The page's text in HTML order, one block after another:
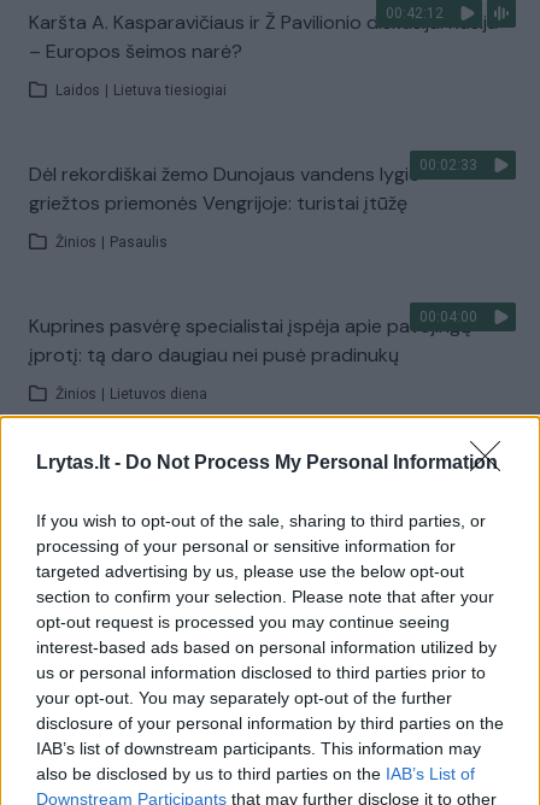
Lrytas.lt - Do Not Process My Personal Information
If you wish to opt-out of the sale, sharing to third parties, or
processing of your personal or sensitive information for
targeted advertising by us, please use the below opt-out
section to confirm your selection. Please note that after your
opt-out request is processed you may continue seeing
interest-based ads based on personal information utilized by
us or personal information disclosed to third parties prior to
your opt-out. You may separately opt-out of the further
disclosure of your personal information by third parties on the
IAB’s list of downstream participants. This information may
also be disclosed by us to third parties on the IAB’s List of
Downstream Participants that may further disclose it to other
00:42:12
Karšta A. Kasparavičiaus ir Ž Pavilionio diskusija: Rusija
– Europos šeimos narė?
Laidos Lietuva tiesiogiai
00:02:33
Dėl rekordiškai žemo Dunojaus vandens lygio –
griežtos priemonės Vengrijoje: turistai įtūžę
Žinios Pasaulis
00:04:00
Kuprines pasvėrę specialistai įspėja apie pavojingą
įprotį: tą daro daugiau nei pusė pradinukų
Žinios Lietuvos diena
Visi įrašai
Žiūrimiausi įrašai
00:00:30
Vaizdai iš tragiškos avarijos Vilniaus r.: dviejų moterų ir
vaiko gyvybių išgelbėti nepavyko
Žinios Lietuvos diena